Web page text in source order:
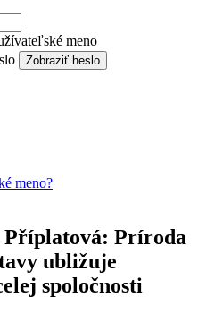
meno
Zobraziť heslo
meno?
Příplatová: Príroda
ubližuje
spoločnosti